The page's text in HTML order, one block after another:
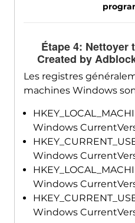
Étape 4: Nettoyer
Created by
Les registres
machines Windows
Windows
Windows
Windows
Windows